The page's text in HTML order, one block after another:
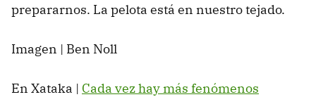
prepararnos. La pelota está en nuestro tejado.
Imagen | Ben Noll
En Xataka | Cada vez hay más fenómenos